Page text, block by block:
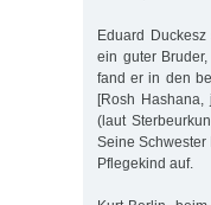
Eduard
ein guter
fand er in den
[Rosh Hashana,
(laut
Seine
Pflegekind auf.